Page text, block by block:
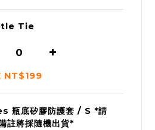
Tie
NT$199
瓶底矽膠防護套 / S *請
註將採隨機出貨*